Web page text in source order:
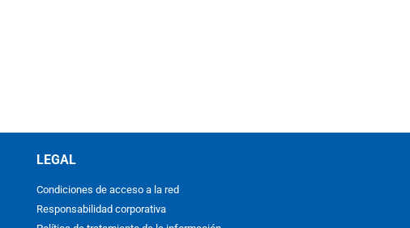
LEGAL
Condiciones de acceso a la red
Responsabilidad corporativa